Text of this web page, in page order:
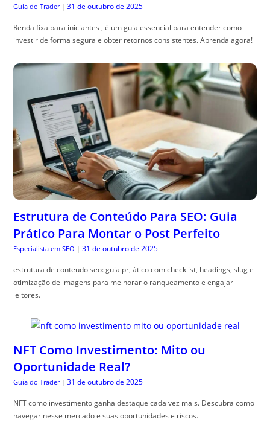
Guia do Trader | 31 de outubro de 2025
Renda fixa para iniciantes , é um guia essencial para entender como
investir de forma segura e obter retornos consistentes. Aprenda agora!
Estrutura de Conteúdo Para SEO: Guia
Prático Para Montar o Post Perfeito
Especialista em SEO | 31 de outubro de 2025
estrutura de conteudo seo: guia pr, ático com checklist, headings, slug e
otimização de imagens para melhorar o ranqueamento e engajar
leitores.
NFT Como Investimento: Mito ou
Oportunidade Real?
Guia do Trader | 31 de outubro de 2025
NFT como investimento ganha destaque cada vez mais. Descubra como
navegar nesse mercado e suas oportunidades e riscos.